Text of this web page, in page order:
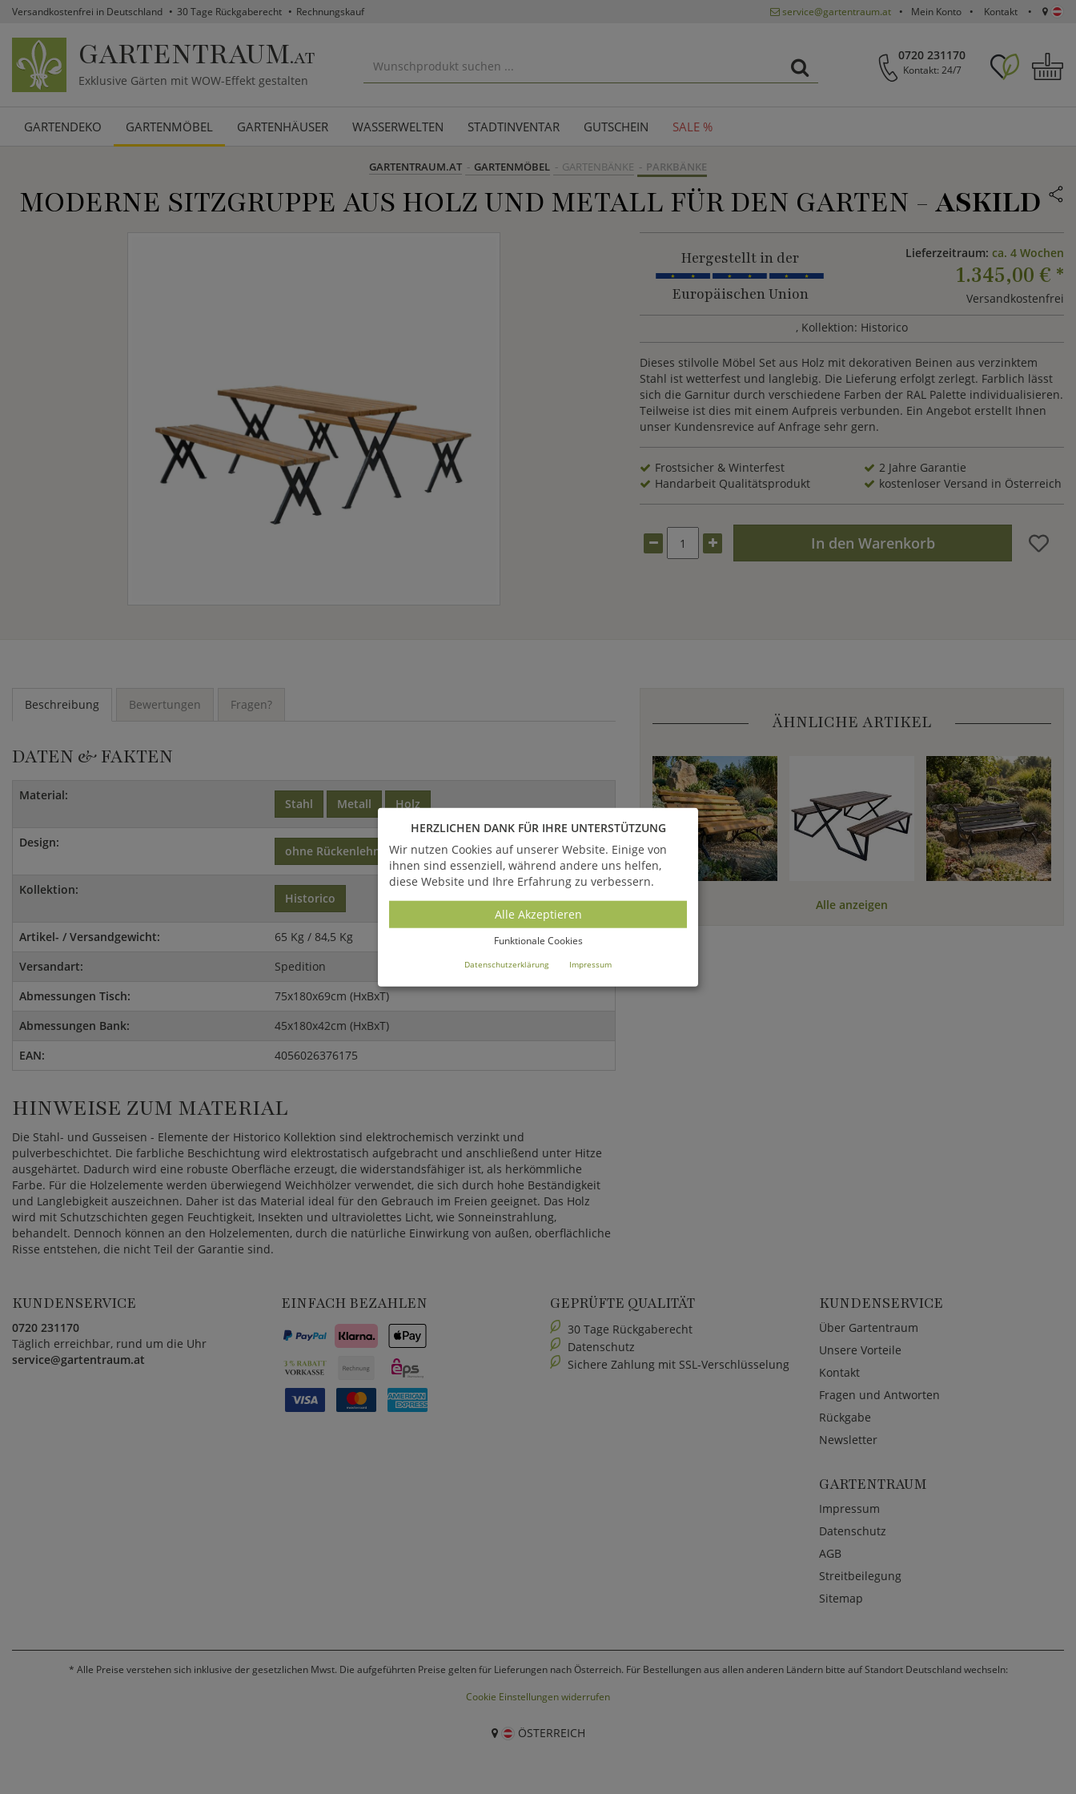
Versandkostenfrei in Deutschland 30 Tage Rückgaberecht Rechnungskauf service@gartentraum.at Mein Konto Kontakt
GARTENTRAUM.AT
Exklusive Gärten mit WOW-Effekt gestalten
0720 231170
Kontakt: 24/7
GARTENDEKO GARTENMÖBEL GARTENHÄUSER WASSERWELTEN STADTINVENTAR GUTSCHEIN SALE %
GARTENTRAUM.AT GARTENMÖBEL GARTENBÄNKE PARKBÄNKE
MODERNE SITZGRUPPE AUS HOLZ UND METALL FÜR DEN GARTEN - ASKILD
Hergestellt in der
Europäischen Union
Lieferzeitraum: ca. 4 Wochen
1.345,00 € *
Versandkostenfrei
, Kollektion: Historico
Dieses stilvolle Möbel Set aus Holz mit dekorativen Beinen aus verzinktem
Stahl ist wetterfest und langlebig. Die Lieferung erfolgt zerlegt. Farblich lässt
sich die Garnitur durch verschiedene Farben der RAL Palette individualisieren.
Teilweise ist dies mit einem Aufpreis verbunden. Ein Angebot erstellt Ihnen
unser Kundensrevice auf Anfrage sehr gern.
Frostsicher & Winterfest
2 Jahre Garantie
Handarbeit Qualitätsprodukt
kostenloser Versand in Österreich
In den Warenkorb
Beschreibung Bewertungen Fragen?
DATEN & FAKTEN
Material:
Stahl Metall Holz
Design:
ohne Rückenlehne ohne Armlehne modern
Kollektion:
Historico
Artikel- / Versandgewicht:
65 Kg / 84,5 Kg
Versandart:
Spedition
Abmessungen Tisch:
75x180x69cm (HxBxT)
Abmessungen Bank:
45x180x42cm (HxBxT)
EAN:
4056026376175
HINWEISE ZUM MATERIAL
Die Stahl- und Gusseisen - Elemente der Historico Kollektion sind elektrochemisch verzinkt und
pulverbeschichtet. Die farbliche Beschichtung wird elektrostatisch aufgebracht und anschließend unter Hitze
ausgehärtet. Dadurch wird eine robuste Oberfläche erzeugt, die widerstandsfähiger ist, als herkömmliche
Farbe. Für die Holzelemente werden überwiegend Weichhölzer verwendet, die sich durch hohe Beständigkeit
und Langlebigkeit auszeichnen. Daher ist das Material ideal für den Gebrauch im Freien geeignet. Das Holz
wird mit Schutzschichten gegen Feuchtigkeit, Insekten und ultraviolettes Licht, wie Sonneinstrahlung,
behandelt. Dennoch können an den Holzelementen, durch die natürliche Einwirkung von außen, oberflächliche
Risse entstehen, die nicht Teil der Garantie sind.
ÄHNLICHE ARTIKEL
Alle anzeigen
KUNDENSERVICE
0720 231170
Täglich erreichbar, rund um die Uhr
service@gartentraum.at
EINFACH BEZAHLEN GEPRÜFTE QUALITÄT
30 Tage Rückgaberecht
Datenschutz
Sichere Zahlung mit SSL-Verschlüsselung
KUNDENSERVICE
Über Gartentraum
Unsere Vorteile
Kontakt
Fragen und Antworten
Rückgabe
Newsletter
GARTENTRAUM
Impressum
Datenschutz
AGB
Streitbeilegung
Sitemap
* Alle Preise verstehen sich inklusive der gesetzlichen Mwst. Die aufgeführten Preise gelten für Lieferungen nach Österreich. Für Bestellungen aus allen anderen Ländern bitte auf Standort Deutschland wechseln:
Cookie Einstellungen widerrufen
ÖSTERREICH
HERZLICHEN DANK FÜR IHRE UNTERSTÜTZUNG
Wir nutzen Cookies auf unserer Website. Einige von
ihnen sind essenziell, während andere uns helfen,
diese Website und Ihre Erfahrung zu verbessern.
Alle Akzeptieren
Funktionale Cookies
Datenschutzerklärung Impressum